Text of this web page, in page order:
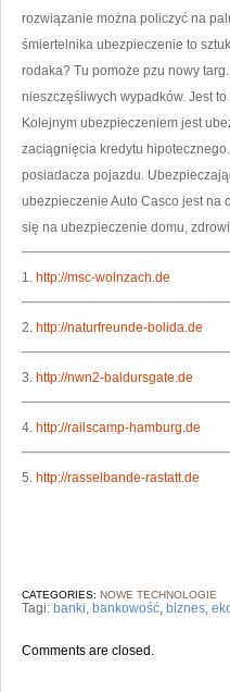
rozwiązanie można policzyć na
śmiertelnika ubezpieczenie to
rodaka? Tu pomoże pzu nowy
nieszczęśliwych wypadków. Jest
Kolejnym ubezpieczeniem jest
zaciągnięcia kredytu
posiadacza pojazdu.
ubezpieczenie Auto Casco jest na
się na ubezpieczenie domu,
1. http://msc-wolnzach.de
2. http://naturfreunde-bolida.de
3. http://nwn2-baldursgate.de
4. http://railscamp-hamburg.de
5. http://rasselbande-rastatt.de
CATEGORIES: NOWE TECHNOLOGIE
Tagi: banki, bankowość, biznes,
Comments are closed.